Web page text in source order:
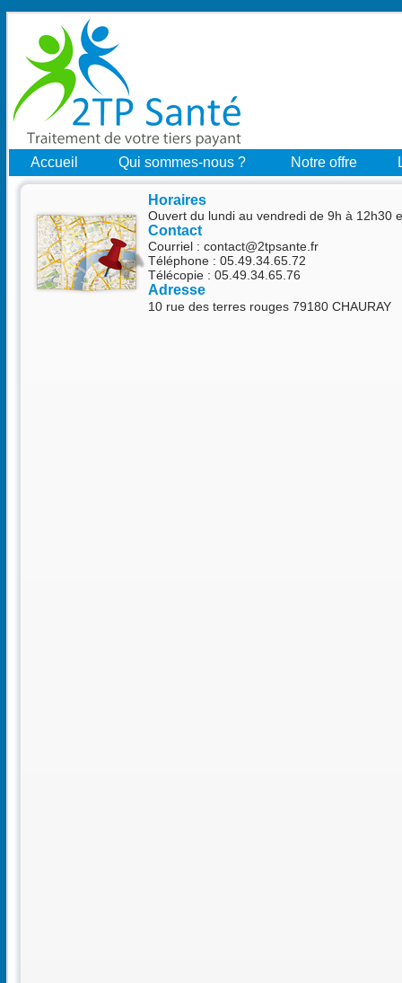
Accueil Qui sommes-nous ? Notre offre
Horaires
Ouvert du lundi au vendredi de 9h à 12h30
Contact
Courriel : contact@2tpsante.fr
Téléphone : 05.49.34.65.72
Télécopie : 05.49.34.65.76
Adresse
10 rue des terres rouges 79180 CHAURAY